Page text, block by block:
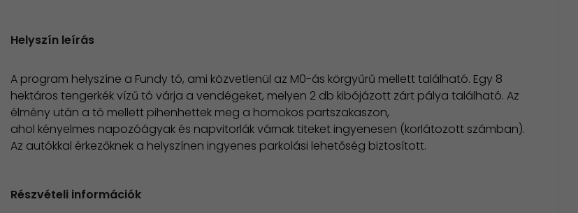
Helyszín leírás
A program helyszíne a Fundy tó, ami közvetlenül az M0-ás körgyűrű mellett található. Egy 8
hektáros tengerkék vízű tó várja a vendégeket, melyen 2 db kibójázott zárt pálya található. Az
élmény után a tó mellett pihenhettek meg a homokos partszakaszon,
ahol kényelmes napozóágyak és napvitorlák várnak titeket ingyenesen (korlátozott számban).
Az autókkal érkezőknek a helyszínen ingyenes parkolási lehetőség biztosított.
Részvételi információk